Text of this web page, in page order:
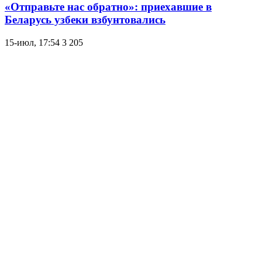
«Отправьте нас обратно»: приехавшие в
Беларусь узбеки взбунтовались
15-июл, 17:54 3 205